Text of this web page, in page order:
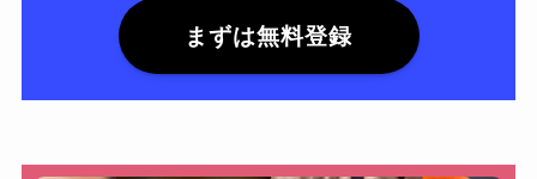
まずは無料登録